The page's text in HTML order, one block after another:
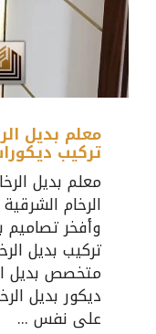
تركيب
معلم بديل
الرخام
وأفخر تصاميم
تركيب بديل
متخصص بديل
ديكور بديل
على نفس ...